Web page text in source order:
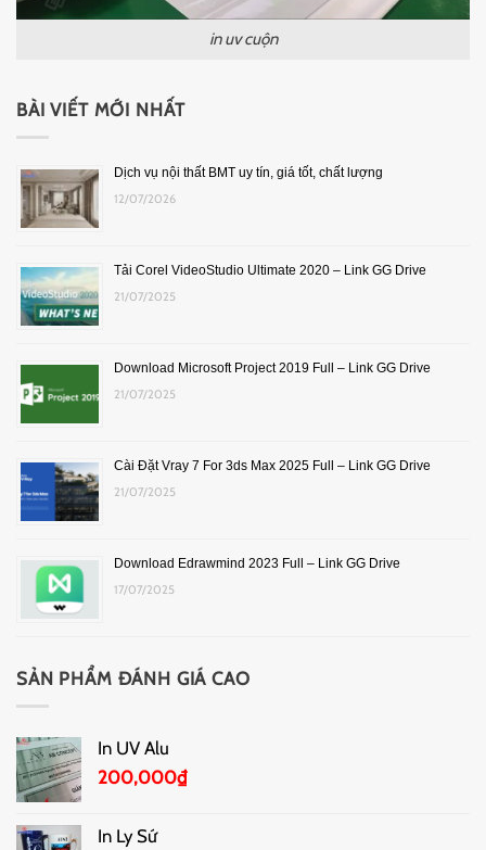
in uv cuộn
BÀI VIẾT MỚI NHẤT
Dịch vụ nội thất BMT uy tín, giá tốt, chất lượng
12/07/2026
Tải Corel VideoStudio Ultimate 2020 – Link GG Drive
21/07/2025
Download Microsoft Project 2019 Full – Link GG Drive
21/07/2025
Cài Đặt Vray 7 For 3ds Max 2025 Full – Link GG Drive
21/07/2025
Download Edrawmind 2023 Full – Link GG Drive
17/07/2025
SẢN PHẨM ĐÁNH GIÁ CAO
In UV Alu
200,000₫
In Ly Sứ